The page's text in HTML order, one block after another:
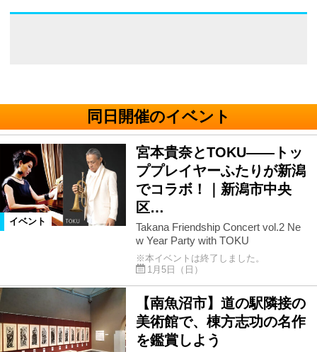
同日開催のイベント
イベント
宮本貴奈とTOKU――トッ
ププレイヤーふたりが新潟
でコラボ！｜新潟市中央
区…
Takana Friendship Concert vol.2 Ne
w Year Party with TOKU
※本イベントは終了しました。
1月5日（日）
【南魚沼市】道の駅隣接の
美術館で、棟方志功の名作
を鑑賞しよう